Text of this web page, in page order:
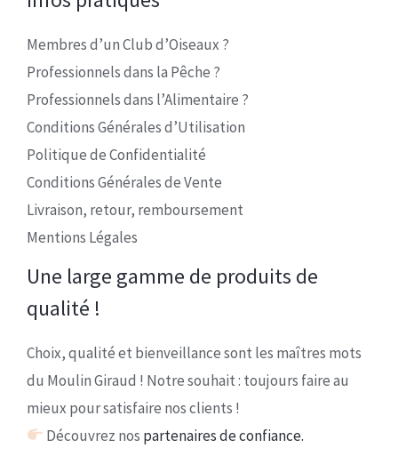
Membres d’un Club d’Oiseaux ?
Professionnels dans la Pêche ?
Professionnels dans l’Alimentaire ?
Conditions Générales d’Utilisation
Politique de Confidentialité
Conditions Générales de Vente
Livraison, retour, remboursement
Mentions Légales
Une large gamme de produits de
qualité !
Choix, qualité et bienveillance sont les maîtres mots
du Moulin Giraud ! Notre souhait : toujours faire au
mieux pour satisfaire nos clients !
Découvrez nos partenaires de confiance.